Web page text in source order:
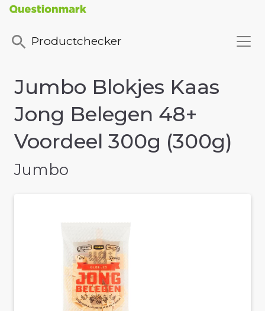
Productchecker
Jumbo Blokjes Kaas
Jong Belegen 48+
Voordeel 300g (300g)
Jumbo